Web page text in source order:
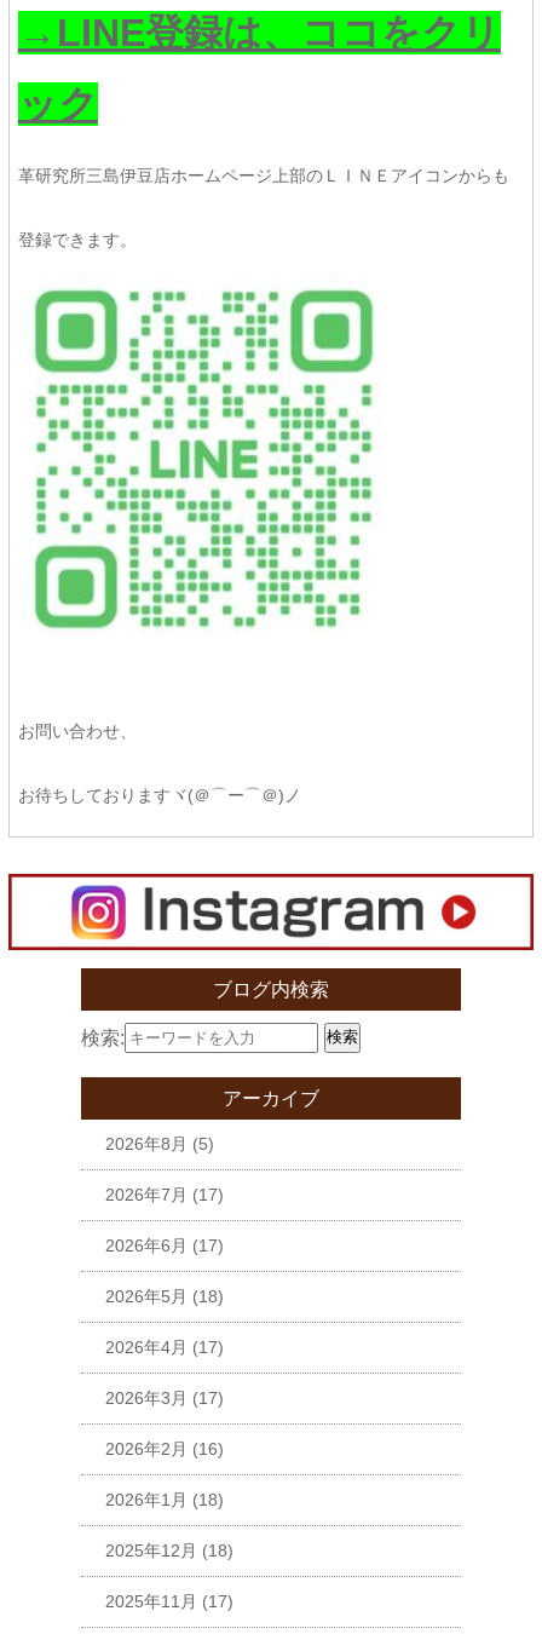
→LINE登録は、ココをクリ
ック
革研究所三島伊豆店ホームページ上部のＬＩＮＥアイコンからも
登録できます。
お問い合わせ、
お待ちしておりますヾ(＠⌒ー⌒＠)ノ
ブログ内検索
検索: 検索
アーカイブ
2026年8月 (5)
2026年7月 (17)
2026年6月 (17)
2026年5月 (18)
2026年4月 (17)
2026年3月 (17)
2026年2月 (16)
2026年1月 (18)
2025年12月 (18)
2025年11月 (17)